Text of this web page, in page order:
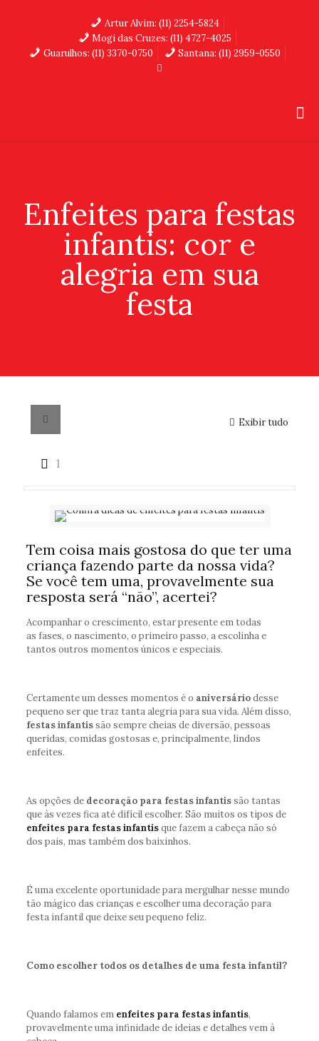
Artur Alvim: (11) 2254-5824
Mogi das Cruzes: (11) 4727-4025
Guarulhos: (11) 3370-0750
Santana: (11) 2959-0550
Enfeites para festas
infantis: cor e
alegria em sua
festa
Exibir tudo
1
Tem coisa mais gostosa do que ter uma
criança fazendo parte da nossa vida?
Se você tem uma, provavelmente sua
resposta será “não”, acertei?
Acompanhar o crescimento, estar presente em todas
as fases, o nascimento, o primeiro passo, a escolinha e
tantos outros momentos únicos e especiais.
Certamente um desses momentos é o aniversáriodesse
pequeno ser que traz tanta alegria para sua vida. Além disso,
festas infantissão sempre cheias de diversão, pessoas
queridas, comidas gostosas e, principalmente, lindos
enfeites.
As opções de decoração para festas infantissão tantas
que às vezes fica até difícil escolher. São muitos os tipos de
enfeites para festas infantisque fazem a cabeça não só
dos pais, mas também dos baixinhos.
É uma excelente oportunidade para mergulhar nesse mundo
tão mágico das crianças e escolher uma decoração para
festa infantil que deixe seu pequeno feliz.
Como escolher todos os detalhes de uma festa infantil?
Quando falamos em enfeites para festas infantis,
provavelmente uma infinidade de ideias e detalhes vem à